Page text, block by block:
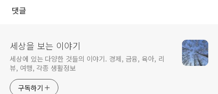
댓글
세상을 보는 이야기
세상에 있는 다양한 것들의 이야기. 경제, 금융, 육아, 리
뷰, 여행, 각종 생활정보
구독하기